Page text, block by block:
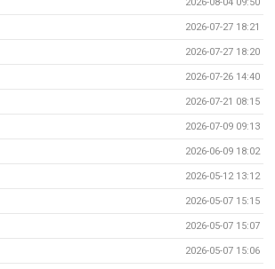
2026-07-27 18:21
2026-07-27 18:20
2026-07-26 14:40
2026-07-21 08:15
2026-07-09 09:13
2026-06-09 18:02
2026-05-12 13:12
2026-05-07 15:15
2026-05-07 15:07
2026-05-07 15:06